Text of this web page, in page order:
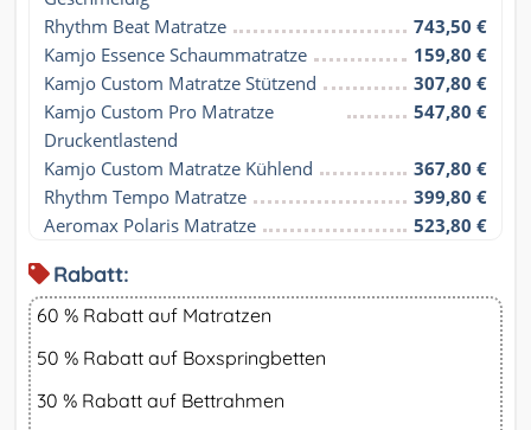
Rhythm Beat Matratze
743,50 €
Kamjo Essence Schaummatratze
159,80 €
Kamjo Custom Matratze Stützend
307,80 €
Kamjo Custom Pro Matratze
Druckentlastend
547,80 €
Kamjo Custom Matratze Kühlend
367,80 €
Rhythm Tempo Matratze
399,80 €
Aeromax Polaris Matratze
523,80 €
Rabatt:
60 % Rabatt auf Matratzen
50 % Rabatt auf Boxspringbetten
30 % Rabatt auf Bettrahmen